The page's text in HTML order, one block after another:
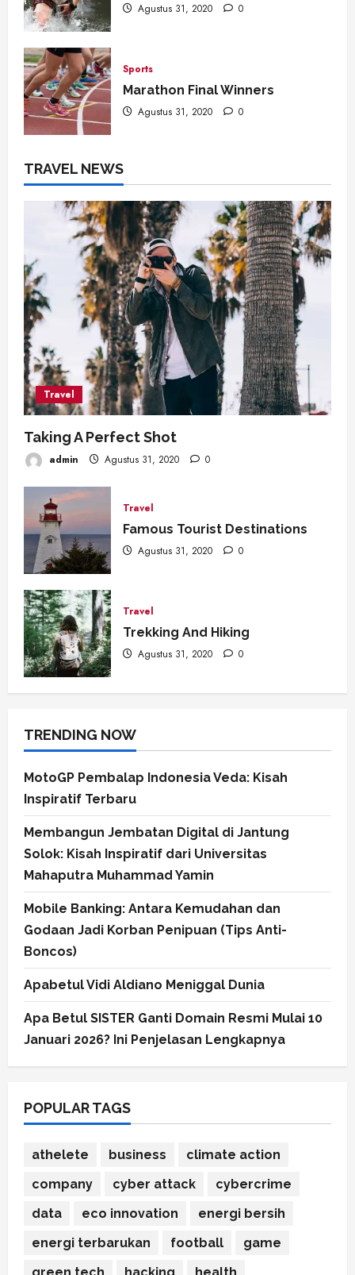
Agustus 31, 2020 0
Sports
Marathon Final Winners
Agustus 31, 2020 0
TRAVEL NEWS
Travel
Taking A Perfect Shot
admin Agustus 31, 2020 0
Travel
Famous Tourist Destinations
Agustus 31, 2020 0
Travel
Trekking And Hiking
Agustus 31, 2020 0
TRENDING NOW
MotoGP Pembalap Indonesia Veda: Kisah
Inspiratif Terbaru
Membangun Jembatan Digital di Jantung
Solok: Kisah Inspiratif dari Universitas
Mahaputra Muhammad Yamin
Mobile Banking: Antara Kemudahan dan
Godaan Jadi Korban Penipuan (Tips Anti-
Boncos)
Apabetul Vidi Aldiano Meniggal Dunia
Apa Betul SISTER Ganti Domain Resmi Mulai 10
Januari 2026? Ini Penjelasan Lengkapnya
POPULAR TAGS
athelete business
climate action
company
cyber attack
cybercrime
data
eco innovation
energi bersih
energi terbarukan
football
game
green tech
hacking health